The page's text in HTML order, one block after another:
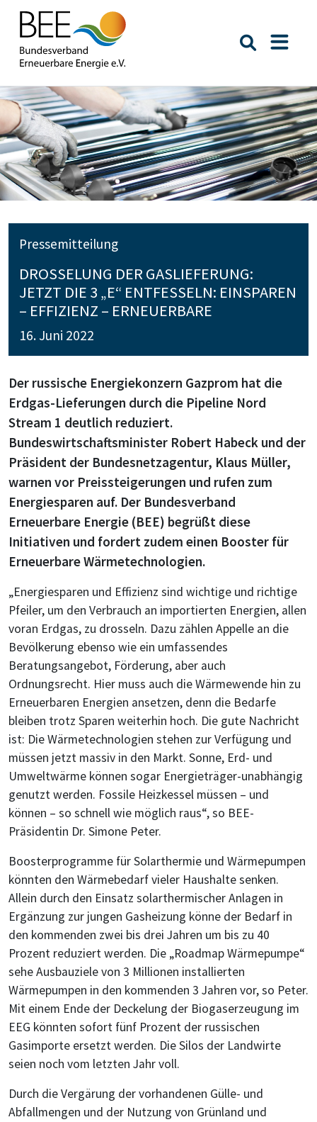
Suche
Pressemitteilung
DROSSELUNG DER GASLIEFERUNG:
JETZT DIE 3 „E“ ENTFESSELN: EINSPAREN
– EFFIZIENZ – ERNEUERBARE
16. Juni 2022
Der russische Energiekonzern Gazprom hat die
Erdgas-Lieferungen durch die Pipeline Nord
Stream 1 deutlich reduziert.
Bundeswirtschaftsminister Robert Habeck und der
Präsident der Bundesnetzagentur, Klaus Müller,
warnen vor Preissteigerungen und rufen zum
Energiesparen auf. Der Bundesverband
Erneuerbare Energie (BEE) begrüßt diese
Initiativen und fordert zudem einen Booster für
Erneuerbare Wärmetechnologien.
„Energiesparen und Effizienz sind wichtige und richtige
Pfeiler, um den Verbrauch an importierten Energien, allen
voran Erdgas, zu drosseln. Dazu zählen Appelle an die
Bevölkerung ebenso wie ein umfassendes
Beratungsangebot, Förderung, aber auch
Ordnungsrecht. Hier muss auch die Wärmewende hin zu
Erneuerbaren Energien ansetzen, denn die Bedarfe
bleiben trotz Sparen weiterhin hoch. Die gute Nachricht
ist: Die Wärmetechnologien stehen zur Verfügung und
müssen jetzt massiv in den Markt. Sonne, Erd- und
Umweltwärme können sogar Energieträger-unabhängig
genutzt werden. Fossile Heizkessel müssen – und
können – so schnell wie möglich raus“, so BEE-
Präsidentin Dr. Simone Peter.
Boosterprogramme für Solarthermie und Wärmepumpen
könnten den Wärmebedarf vieler Haushalte senken.
Allein durch den Einsatz solarthermischer Anlagen in
Ergänzung zur jungen Gasheizung könne der Bedarf in
den kommenden zwei bis drei Jahren um bis zu 40
Prozent reduziert werden. Die „Roadmap Wärmepumpe“
sehe Ausbauziele von 3 Millionen installierten
Wärmepumpen in den kommenden 3 Jahren vor, so Peter.
Mit einem Ende der Deckelung der Biogaserzeugung im
EEG könnten sofort fünf Prozent der russischen
Gasimporte ersetzt werden. Die Silos der Landwirte
seien noch vom letzten Jahr voll.
Durch die Vergärung der vorhandenen Gülle- und
Abfallmengen und der Nutzung von Grünland und